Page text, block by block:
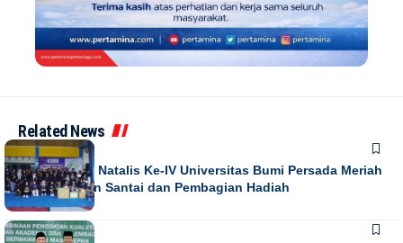
Related News
NEWS
Puncak Dies Natalis Ke-IV Universitas Bumi Persada Meriah
dengan Jalan Santai dan Pembagian Hadiah
NEWS